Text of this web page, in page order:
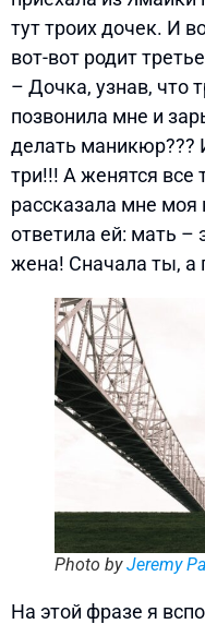
тут троих дочек. И
вот-вот родит
– Дочка, узнав, что
позвонила мне и
делать маникюр???
три!!! А женятся все
рассказала мне моя
ответила ей: мать –
жена! Сначала ты, а
Photo byJeremy
На этой фразе я